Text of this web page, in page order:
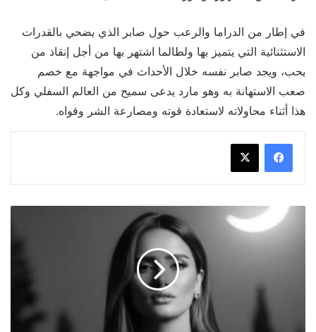
في إطار من الدراما والرعب حول صابر الذي يضحي بالقدرات
الاستثنائية التي يتميز بها ولطالما اشتهر بها من أجل إنقاذ من
يحب، ويجد صابر نفسه خلال الأحداث في مواجهة مع خصم
صعب الاستهانة به وهو مارد يدعى سميح من العالم السفلي وكل
هذا أثناء محاولاته لاستعادة قوته ومصارعة الشر وقواه.
انهيار